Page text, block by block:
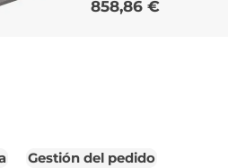
Price
858,86 €
Gestión del pedido